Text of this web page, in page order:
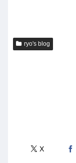
ryo's blog
X